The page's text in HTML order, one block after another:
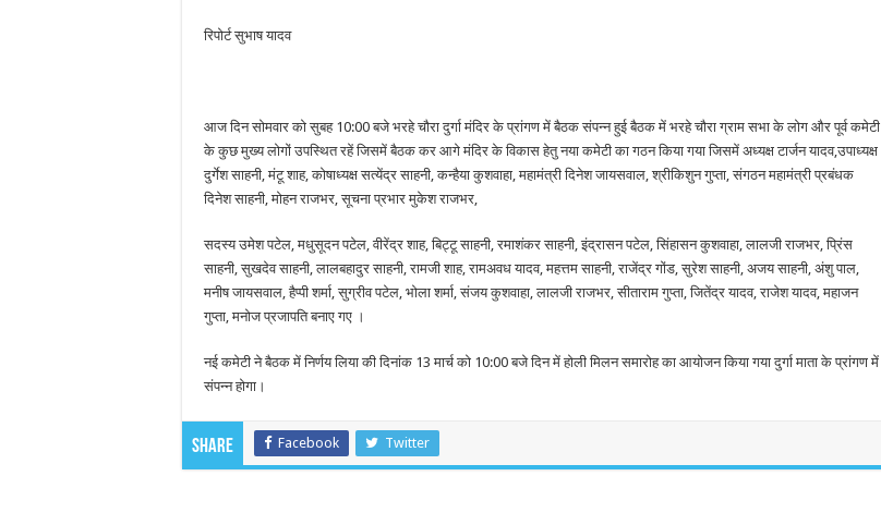
रिपोर्ट सुभाष यादव
आज दिन सोमवार को सुबह 10:00 बजे भरहे चौरा दुर्गा मंदिर के प्रांगण में बैठक संपन्न हुई बैठक में भरहे चौरा ग्राम सभा के लोग और पूर्व कमेटी
के कुछ मुख्य लोगों उपस्थित रहें जिसमें बैठक कर आगे मंदिर के विकास हेतु नया कमेटी का गठन किया गया जिसमें अध्यक्ष टार्जन यादव,उपाध्यक्ष
दुर्गेश साहनी, मंटू शाह, कोषाध्यक्ष सत्येंद्र साहनी, कन्हैया कुशवाहा, महामंत्री दिनेश जायसवाल, श्रीकिशुन गुप्ता, संगठन महामंत्री प्रबंधक
दिनेश साहनी, मोहन राजभर, सूचना प्रभार मुकेश राजभर,
सदस्य उमेश पटेल, मधुसूदन पटेल, वीरेंद्र शाह, बिट्टू साहनी, रमाशंकर साहनी, इंद्रासन पटेल, सिंहासन कुशवाहा, लालजी राजभर, प्रिंस
साहनी, सुखदेव साहनी, लालबहादुर साहनी, रामजी शाह, रामअवध यादव, महत्तम साहनी, राजेंद्र गोंड, सुरेश साहनी, अजय साहनी, अंशु पाल,
मनीष जायसवाल, हैप्पी शर्मा, सुग्रीव पटेल, भोला शर्मा, संजय कुशवाहा, लालजी राजभर, सीताराम गुप्ता, जितेंद्र यादव, राजेश यादव, महाजन
गुप्ता, मनोज प्रजापति बनाए गए ।
नई कमेटी ने बैठक में निर्णय लिया की दिनांक 13 मार्च को 10:00 बजे दिन में होली मिलन समारोह का आयोजन किया गया दुर्गा माता के प्रांगण में
संपन्न होगा।
Share Facebook Twitter